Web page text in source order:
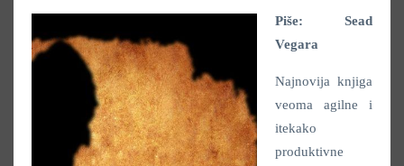
Piše: Sead
Vegara
Najnovija knjiga
veoma agilne i
itekako
produktivne